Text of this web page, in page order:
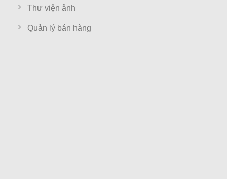
Thư viện ảnh
Quản lý bán hàng